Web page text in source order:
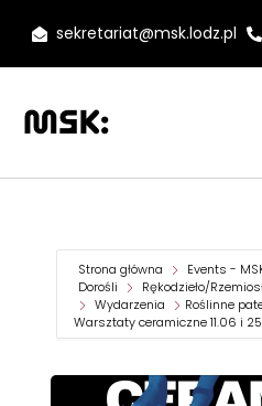
sekretariat@msk.lodz.pl
Strona główna Events -
Dorośli
Rękodzieło/
Wydarzenia
Roślinne
Warsztaty ceramiczne 11.06 i